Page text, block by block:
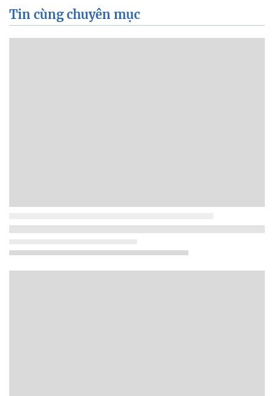
Tin cùng chuyên mục